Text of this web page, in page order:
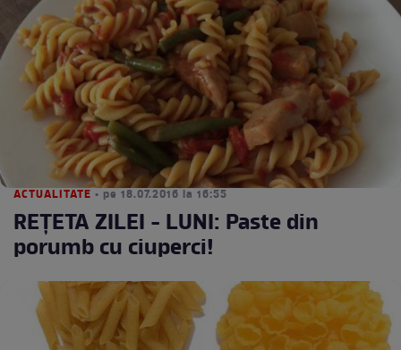
ACTUALITATE • pe 18.07.2016 la 16:55
REŢETA ZILEI - LUNI: Paste din
porumb cu ciuperci!